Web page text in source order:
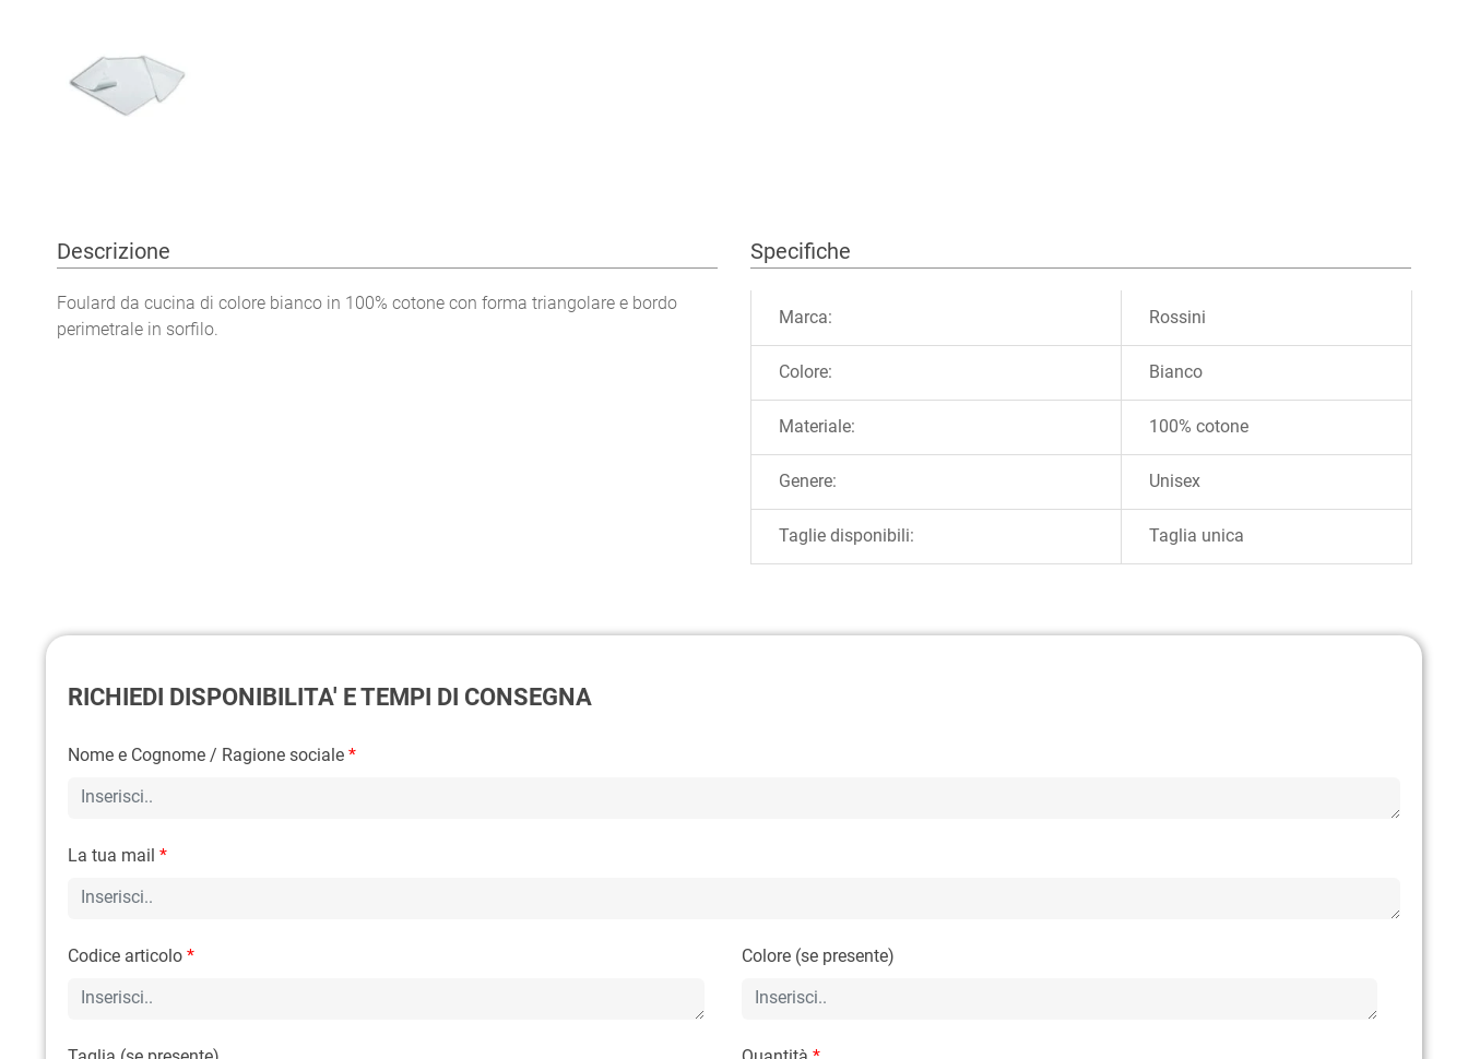
Descrizione
Foulard da cucina di colore bianco in 100% cotone con forma triangolare e bordo
perimetrale in sorfilo.
Specifiche
Marca: Rossini
Colore: Bianco
Materiale: 100% cotone
Genere: Unisex
Taglie disponibili: Taglia unica
RICHIEDI DISPONIBILITA' E TEMPI DI CONSEGNA
Nome e Cognome / Ragione sociale *
La tua mail *
Codice articolo * Colore (se presente)